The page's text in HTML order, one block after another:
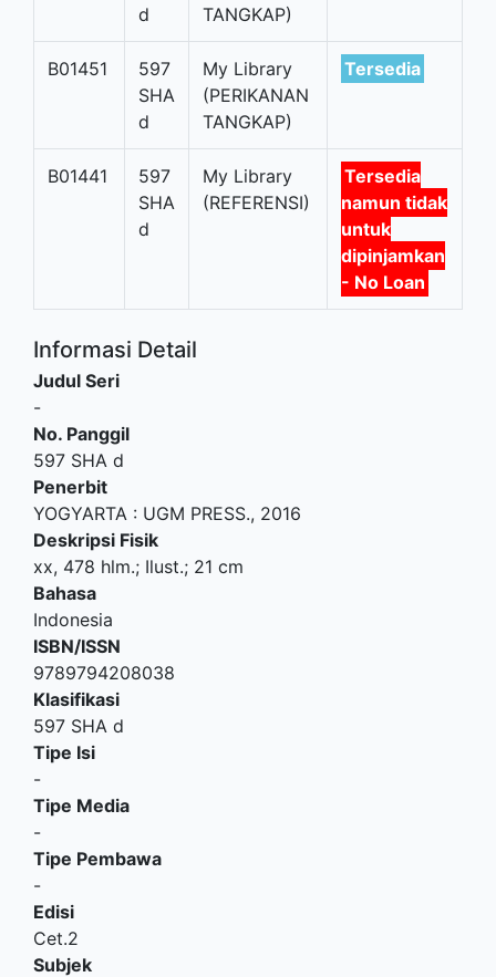
d
TANGKAP)
B01451
597
SHA
d
My Library
(PERIKANAN
TANGKAP)
Tersedia
B01441
597
SHA
d
My Library
(REFERENSI)
Tersedia
namun tidak
untuk
dipinjamkan
- No Loan
Informasi Detail
Judul Seri
-
No. Panggil
597 SHA d
Penerbit
YOGYARTA : UGM PRESS., 2016
Deskripsi Fisik
xx, 478 hlm.; Ilust.; 21 cm
Bahasa
Indonesia
ISBN/ISSN
9789794208038
Klasifikasi
597 SHA d
Tipe Isi
-
Tipe Media
-
Tipe Pembawa
-
Edisi
Cet.2
Subjek